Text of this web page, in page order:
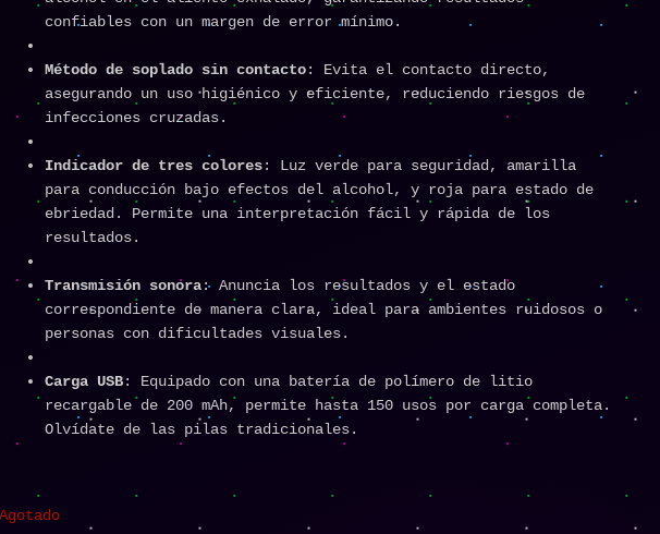
confiables con un margen de error mínimo.
Método de soplado sin contacto: Evita el contacto directo,
asegurando un uso higiénico y eficiente, reduciendo riesgos de
infecciones cruzadas.
Indicador de tres colores: Luz verde para seguridad, amarilla
para conducción bajo efectos del alcohol, y roja para estado de
ebriedad. Permite una interpretación fácil y rápida de los
resultados.
Transmisión sonora: Anuncia los resultados y el estado
correspondiente de manera clara, ideal para ambientes ruidosos o
personas con dificultades visuales.
Carga USB: Equipado con una batería de polímero de litio
recargable de 200 mAh, permite hasta 150 usos por carga completa.
Olvídate de las pilas tradicionales.
Agotado